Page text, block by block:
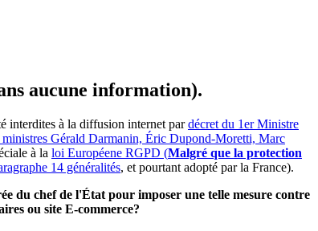
aucune information).
interdites à la diffusion internet pardécret du 1er Ministre
Gérald Darmanin, Éric Dupond-Moretti, Marc
à la loi Européene RGPD (Malgré que la protection
14 généralités, et pourtant adopté par la France).
du chef de l'État pour imposer une telle mesure contre
ou site E-commerce?